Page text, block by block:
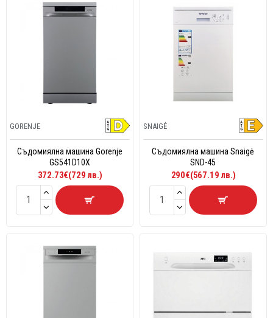
GORENJE
Съдомиялна машина Gorenje
GS541D10X
372.73€(729 лв.)
SNAIGĖ
Съдомиялна машина Snaigė
SND-45
290€(567.19 лв.)